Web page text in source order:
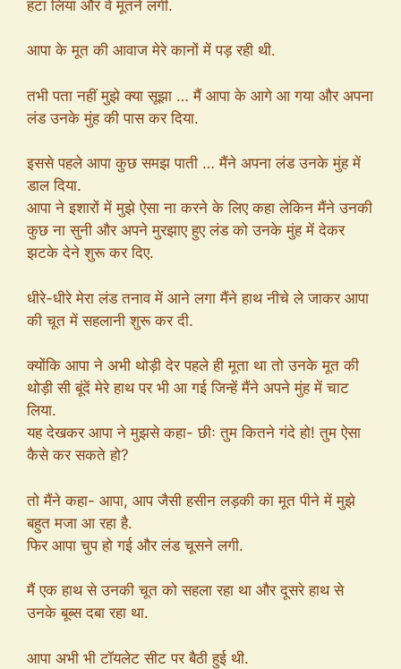
हटा लिया और वे मूतने लगी.
आपा के मूत की आवाज मेरे कानों में पड़ रही थी.
तभी पता नहीं मुझे क्या सूझा … मैं आपा के आगे आ गया और अपना
लंड उनके मुंह की पास कर दिया.
इससे पहले आपा कुछ समझ पाती … मैंने अपना लंड उनके मुंह में
डाल दिया.
आपा ने इशारों में मुझे ऐसा ना करने के लिए कहा लेकिन मैंने उनकी
कुछ ना सुनी और अपने मुरझाए हुए लंड को उनके मुंह में देकर
झटके देने शुरू कर दिए.
धीरे-धीरे मेरा लंड तनाव में आने लगा मैंने हाथ नीचे ले जाकर आपा
की चूत में सहलानी शुरू कर दी.
क्योंकि आपा ने अभी थोड़ी देर पहले ही मूता था तो उनके मूत की
थोड़ी सी बूंदें मेरे हाथ पर भी आ गई जिन्हें मैंने अपने मुंह में चाट
लिया.
यह देखकर आपा ने मुझसे कहा- छीः तुम कितने गंदे हो! तुम ऐसा
कैसे कर सकते हो?
तो मैंने कहा- आपा, आप जैसी हसीन लड़की का मूत पीने में मुझे
बहुत मजा आ रहा है.
फिर आपा चुप हो गई और लंड चूसने लगी.
मैं एक हाथ से उनकी चूत को सहला रहा था और दूसरे हाथ से
उनके बूब्स दबा रहा था.
आपा अभी भी टॉयलेट सीट पर बैठी हुई थी.